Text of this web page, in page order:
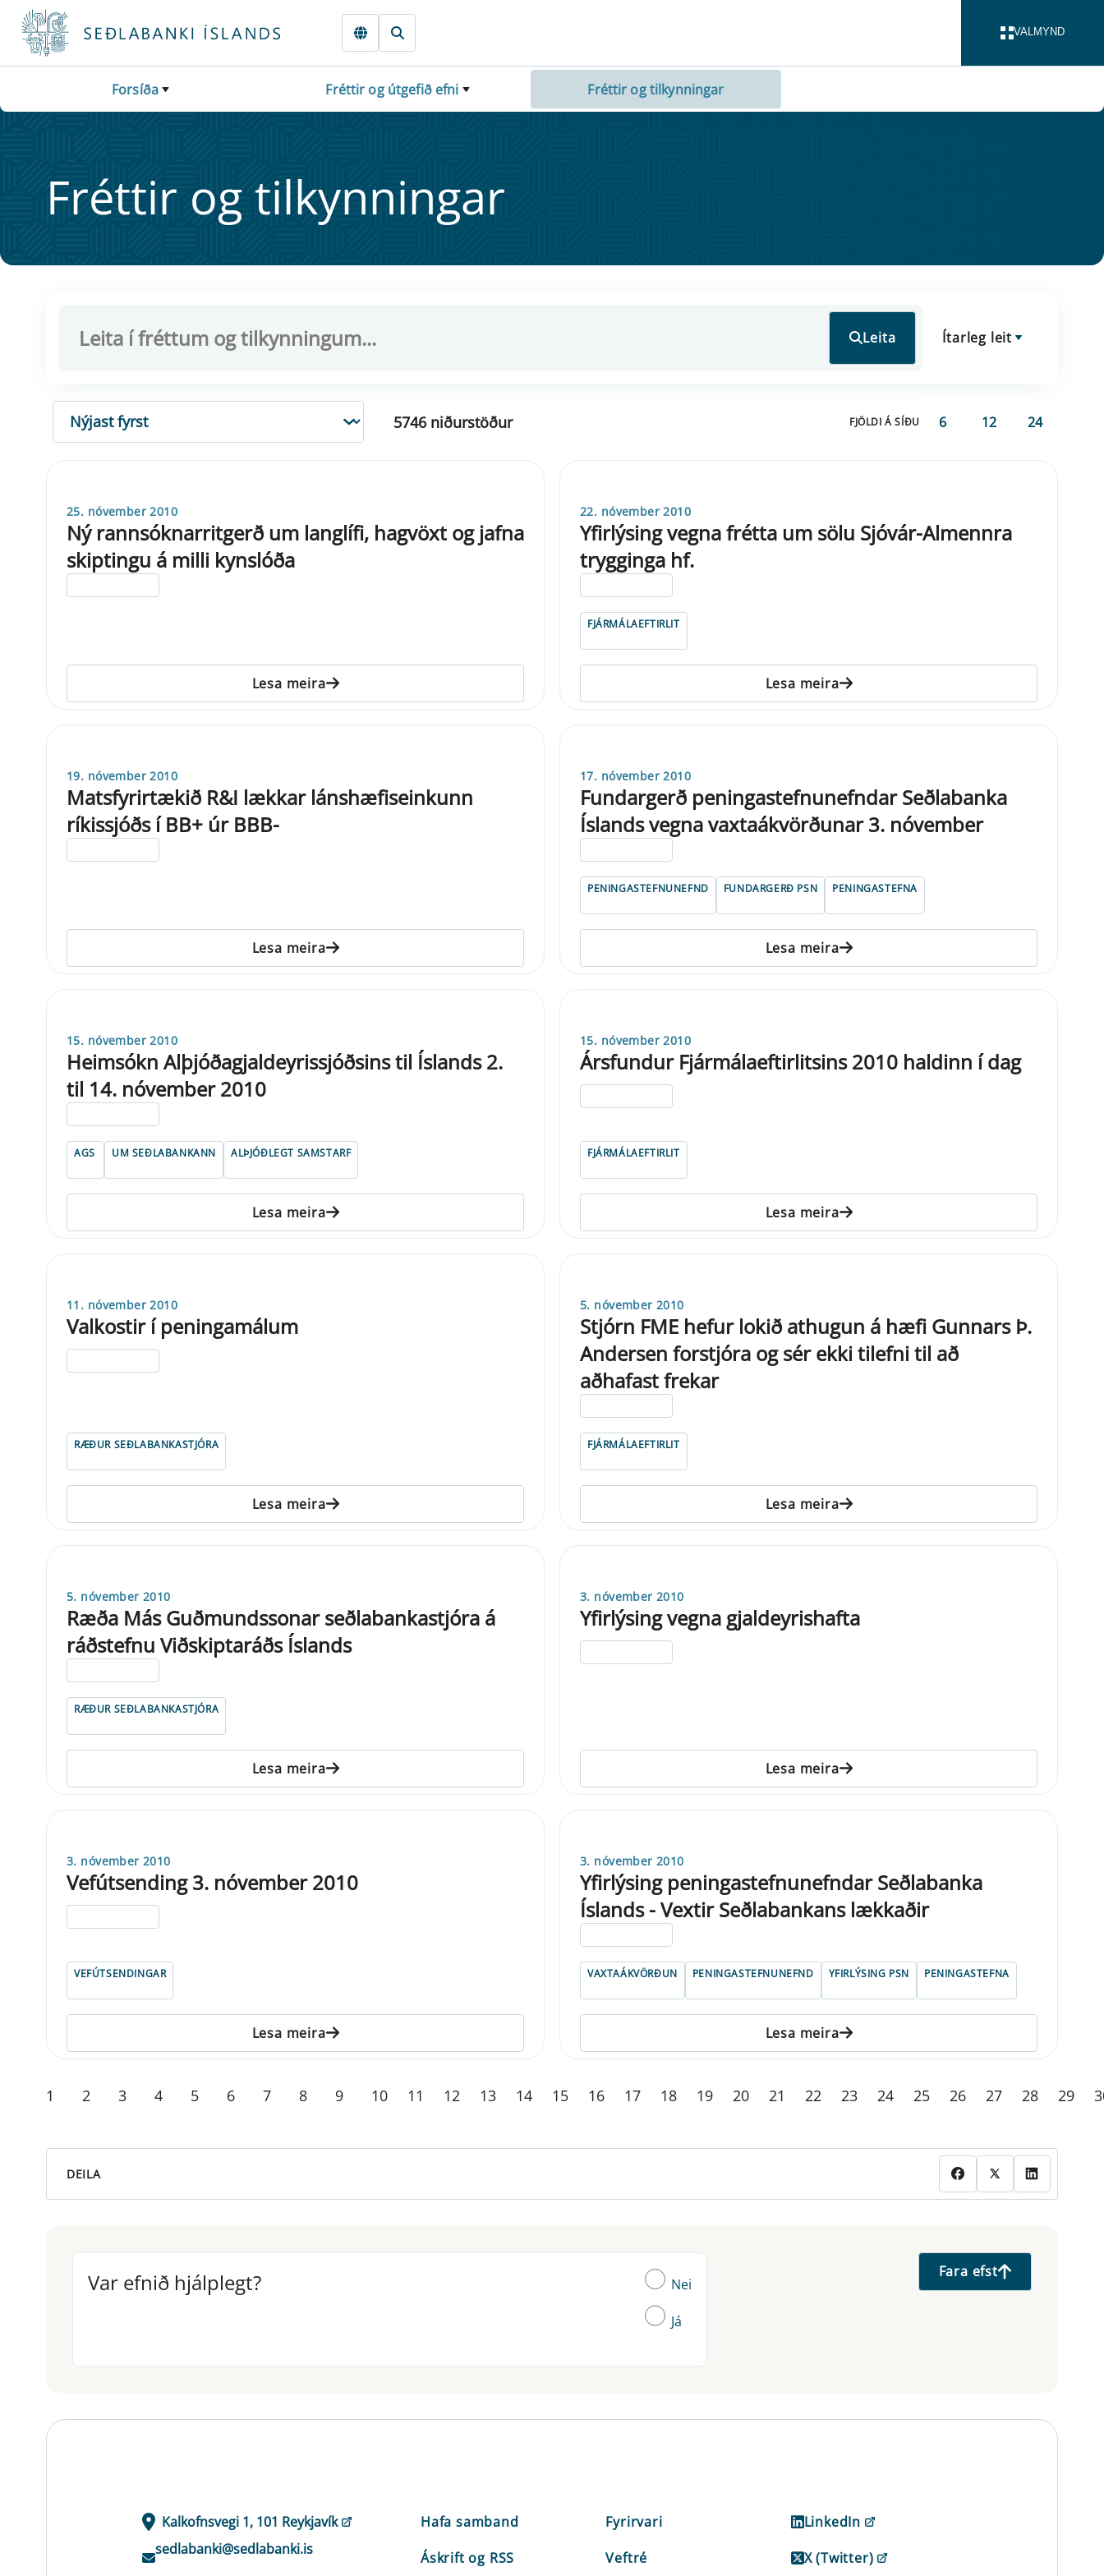
Fara beint í Meginmál
VALMYND
Forsíða Fréttir og útgefið efni Fréttir og tilkynningar
Frétt­ir og til­kynn­ing­ar
Leita Ítarleg leit
RÖÐUN
5746 niðurstöður FJÖLDI Á SÍÐU 6 12 24
25. nóvember 2010
Ný rannsóknarritgerð um langlífi, hagvöxt og jafna
skiptingu á milli kynslóða
Lesa meira
22. nóvember 2010
Yfirlýsing vegna frétta um sölu Sjóvár-Almennra
trygginga hf.
FJÁRMÁLAEFTIRLIT
Lesa meira
19. nóvember 2010
Matsfyrirtækið R&I lækkar lánshæfiseinkunn
ríkissjóðs í BB+ úr BBB-
Lesa meira
17. nóvember 2010
Fundargerð peningastefnunefndar Seðlabanka
Íslands vegna vaxtaákvörðunar 3. nóvember
PENINGASTEFNUNEFND FUNDARGERÐ PSN PENINGASTEFNA
Lesa meira
15. nóvember 2010
Heimsókn Alþjóðagjaldeyrissjóðsins til Íslands 2.
til 14. nóvember 2010
AGS UM SEÐLABANKANN ALÞJÓÐLEGT SAMSTARF
Lesa meira
15. nóvember 2010
Ársfundur Fjármálaeftirlitsins 2010 haldinn í dag
FJÁRMÁLAEFTIRLIT
Lesa meira
11. nóvember 2010
Valkostir í peningamálum
RÆÐUR SEÐLABANKASTJÓRA
Lesa meira
5. nóvember 2010
Stjórn FME hefur lokið athugun á hæfi Gunnars Þ.
Andersen forstjóra og sér ekki tilefni til að
aðhafast frekar
FJÁRMÁLAEFTIRLIT
Lesa meira
5. nóvember 2010
Ræða Más Guðmundssonar seðlabankastjóra á
ráðstefnu Viðskiptaráðs Íslands
RÆÐUR SEÐLABANKASTJÓRA
Lesa meira
3. nóvember 2010
Yfirlýsing vegna gjaldeyrishafta
Lesa meira
3. nóvember 2010
Vefútsending 3. nóvember 2010
VEFÚTSENDINGAR
Lesa meira
3. nóvember 2010
Yfirlýsing peningastefnunefndar Seðlabanka
Íslands - Vextir Seðlabankans lækkaðir
VAXTAÁKVÖRÐUN PENINGASTEFNUNEFND YFIRLÝSING PSN PENINGASTEFNA
Lesa meira
1 2 3 4 5 6 7 8 9 10 11 12 13 14 15 16 17 18 19 20 21 22 23 24 25 26 27 28 29
DEILA
Var efnið hjálplegt?
Var efnið hjálplegt? Nei
Já
Fara efst
Kalkofnsvegi 1, 101 Reykjavík
sedlabanki@sedlabanki.is
Hafa samband
Áskrift og RSS
Fyrirvari
Veftré
LinkedIn
X (Twitter)